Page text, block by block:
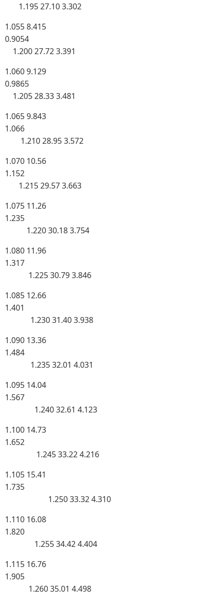
1.195 27.10 3.302
1.055 8.415
0.9054
1.200 27.72 3.391
1.060 9.129
0.9865
1.205 28.33 3.481
1.065 9.843
1.066
1.210 28.95 3.572
1.070 10.56
1.152
1.215 29.57 3.663
1.075 11.26
1.235
1.220 30.18 3.754
1.080 11.96
1.317
1.225 30.79 3.846
1.085 12.66
1.401
1.230 31.40 3.938
1.090 13.36
1.484
1.235 32.01 4.031
1.095 14.04
1.567
1.240 32.61 4.123
1.100 14.73
1.652
1.245 33.22 4.216
1.105 15.41
1.735
1.250 33.32 4.310
1.110 16.08
1.820
1.255 34.42 4.404
1.115 16.76
1.905
1.260 35.01 4.498